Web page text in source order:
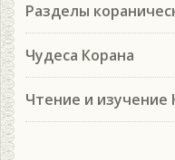
Разделы
Чудеса Корана
Чтение и изучение